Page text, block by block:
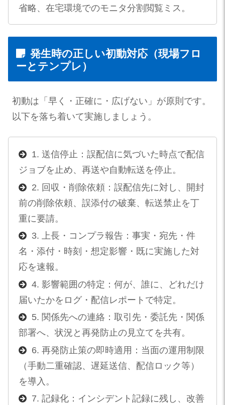
省略、在宅環境でのモニタ分割閲覧ミス。
発生時の正しい初動対応（現場フロ
ーとテンプレ）
初動は「早く・正確に・広げない」が原則です。
以下を落ち着いて実施しましょう。
1. 送信停止：誤配信に気づいた時点で配信
ジョブを止め、再送や自動転送を停止。
2. 回収・削除依頼：誤配信先に対し、開封
前の削除依頼、誤添付の破棄、転送禁止を丁
重に要請。
3. 上長・コンプラ報告：事実・宛先・件
名・添付・時刻・想定影響・既に実施した対
応を速報。
4. 影響範囲の特定：何が、誰に、どれだけ
届いたかをログ・配信レポートで特定。
5. 関係先への連絡：取引先・委託先・関係
部署へ、状況と再発防止の見立てを共有。
6. 再発防止策の即時適用：当面の運用制限
（手動二重確認、遅延送信、配信ロック等）
を導入。
7. 記録化：インシデント記録に残し、改善